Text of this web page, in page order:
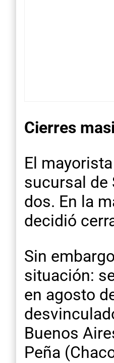
Cierres
El
sucursal de
dos. En la
decidió
Sin
situación:
en agosto
Buenos
Peña